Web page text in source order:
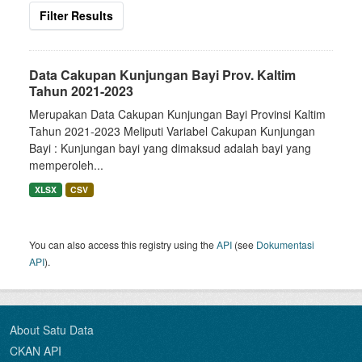
Filter Results
Data Cakupan Kunjungan Bayi Prov. Kaltim
Tahun 2021-2023
Merupakan Data Cakupan Kunjungan Bayi Provinsi Kaltim
Tahun 2021-2023 Meliputi Variabel Cakupan Kunjungan
Bayi : Kunjungan bayi yang dimaksud adalah bayi yang
memperoleh...
XLSX CSV
You can also access this registry using theAPI (see Dokumentasi
API).
About Satu Data
CKAN API